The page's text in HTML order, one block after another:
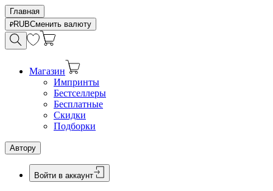
Главная
RUBСменить валюту
Магазин
Импринты
Бестселлеры
Бесплатные
Скидки
Подборки
Автору
Войти в аккаунт